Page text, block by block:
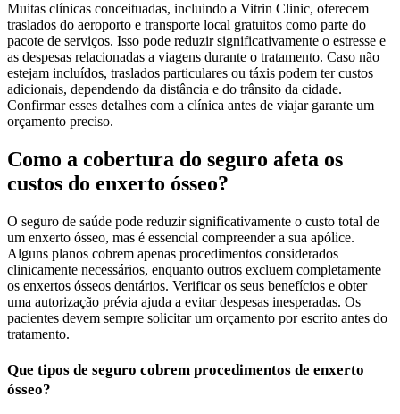
Muitas clínicas conceituadas, incluindo a Vitrin Clinic, oferecem
traslados do aeroporto e transporte local gratuitos como parte do
pacote de serviços. Isso pode reduzir significativamente o estresse e
as despesas relacionadas a viagens durante o tratamento. Caso não
estejam incluídos, traslados particulares ou táxis podem ter custos
adicionais, dependendo da distância e do trânsito da cidade.
Confirmar esses detalhes com a clínica antes de viajar garante um
orçamento preciso.
Como a cobertura do seguro afeta os
custos do enxerto ósseo?
O seguro de saúde pode reduzir significativamente o custo total de
um enxerto ósseo, mas é essencial compreender a sua apólice.
Alguns planos cobrem apenas procedimentos considerados
clinicamente necessários, enquanto outros excluem completamente
os enxertos ósseos dentários. Verificar os seus benefícios e obter
uma autorização prévia ajuda a evitar despesas inesperadas. Os
pacientes devem sempre solicitar um orçamento por escrito antes do
tratamento.
Que tipos de seguro cobrem procedimentos de enxerto
ósseo?